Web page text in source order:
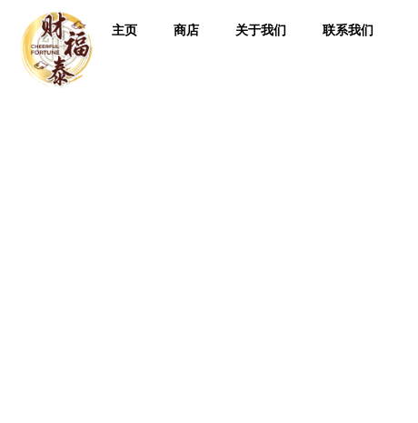
主页 商店 关于我们 联系我们